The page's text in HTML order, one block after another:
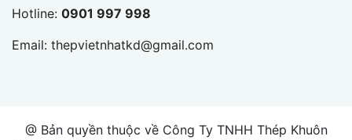
Hotline: 0901 997 998
Email: thepvietnhatkd@gmail.com
@ Bản quyền thuộc về Công Ty TNHH Thép Khuôn